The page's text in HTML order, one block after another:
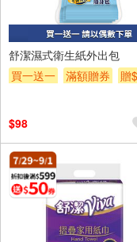
舒潔濕式衛生紙外出包
買一送一
滿額贈券 贈
$98